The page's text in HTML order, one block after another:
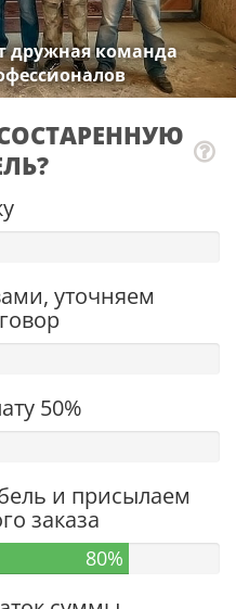
дружная команда
уточняем
50%
и присылаем
заказа
80%